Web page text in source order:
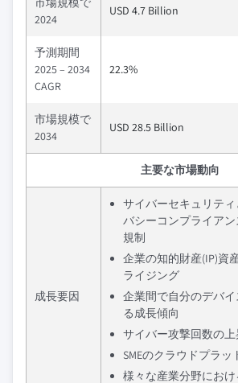
2024
USD 4.7 Billion
予測期間
2025 – 2034
CAGR
22.3%
市場規模で
2034
USD 28.5 Billion
主要な市場動向
成長要因
サイバーセキュリテ
バシーコンプライア
規制
企業の知的財産(IP)資
ライジング
企業間で自分のデバイ
る成長傾向
サイバー攻撃回数の上
SMEのクラウドプラ
様々な産業分野におけ